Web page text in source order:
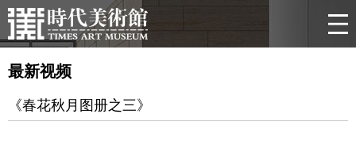
最新视频
《春花秋月图册之三》